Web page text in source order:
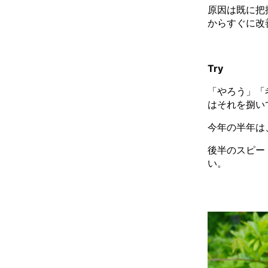
原因は既に
からすぐに
Try
「やろう」
はそれを捌
今年の半年
後半のスピ
い。